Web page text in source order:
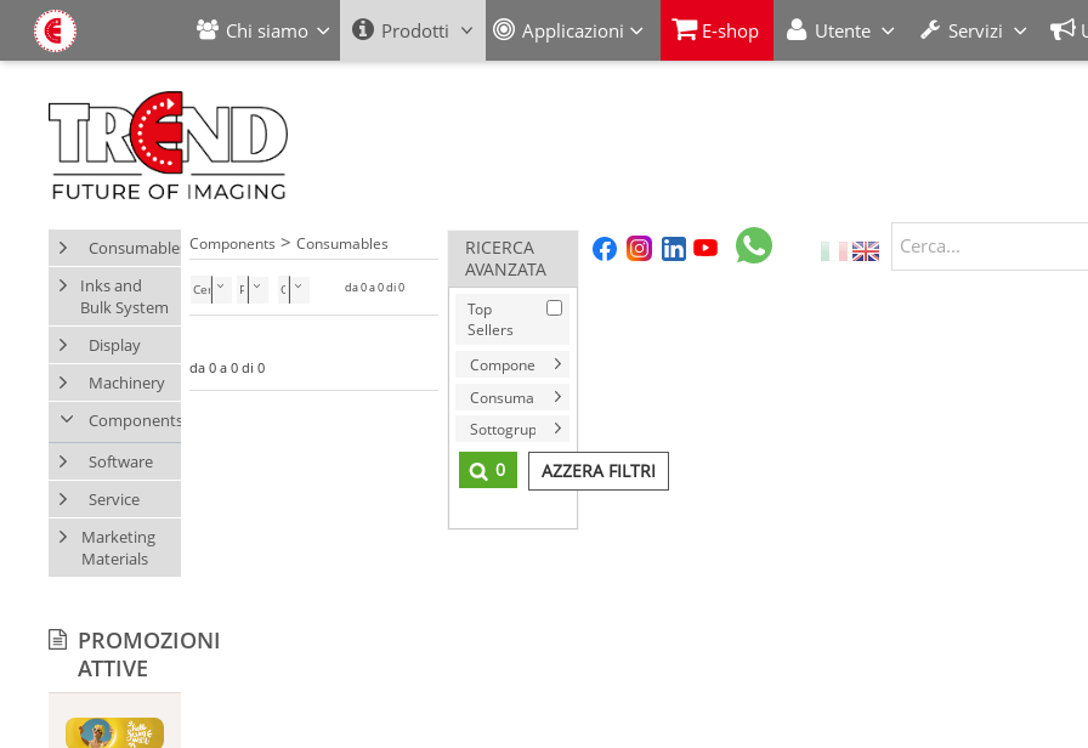
Chi siamo Prodotti Applicazioni E-shop Utente Servizi
Cerca...
Consumables
Inks and
Bulk System
Display
Machinery
Components
Software
Service
Marketing
Materials
PROMOZIONI
ATTIVE
Components > Consumables
Cerca nella categoria da 0 a 0 di 0
da 0 a 0 di 0
RICERCA
AVANZATA
Top
Sellers
0 AZZERA FILTRI